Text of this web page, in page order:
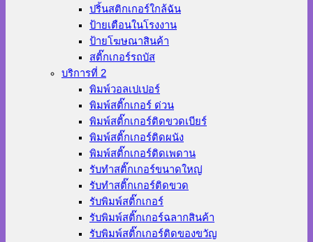
ปริ้นสติกเกอร์ใกล้ฉัน
ป้ายเตือนในโรงงาน
ป้ายโฆษณาสินค้า
สติ๊กเกอร์รถบัส
บริการที่ 2
พิมพ์วอลเปเปอร์
พิมพ์สติ๊กเกอร์ ด่วน
พิมพ์สติ๊กเกอร์ติดขวดเบียร์
พิมพ์สติ๊กเกอร์ติดผนัง
พิมพ์สติ๊กเกอร์ติดเพดาน
รับทำสติ๊กเกอร์ขนาดใหญ่
รับทำสติ๊กเกอร์ติดขวด
รับพิมพ์สติ๊กเกอร์
รับพิมพ์สติ๊กเกอร์ฉลากสินค้า
รับพิมพ์สติ๊กเกอร์ติดของขวัญ